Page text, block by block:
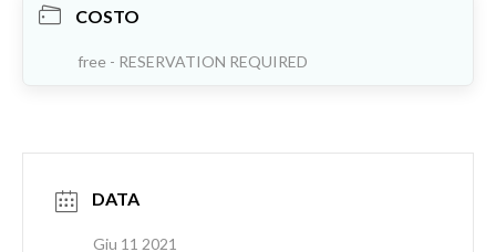
COSTO
free - RESERVATION REQUIRED
DATA
Giu 11 2021